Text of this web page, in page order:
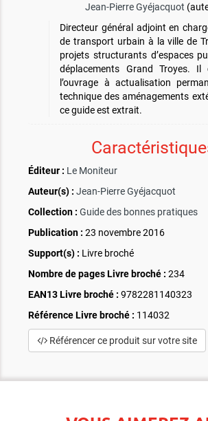
Jean-Pierre Gyéjacquot
Directeur général adjoint en
de transport urbain à la ville de
projets structurants d’espaces
déplacements Grand Troyes. Il
l’ouvrage à actualisation
technique des aménagements
ce guide est extrait.
Éditeur : Le Moniteur
Auteur(s) : Jean-Pierre Gyéjacquot
Collection : Guide des bonnes pratiques
Publication : 23 novembre 2016
Support(s) : Livre broché
Nombre de pages Livre broché : 234
EAN13 Livre broché : 9782281140323
Référence Livre broché : 114032
Référencer ce produit sur votre site